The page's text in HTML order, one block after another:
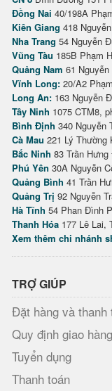
Đồng Nai 40/198A
Kiên Giang 418
Nha Trang 54 Nguyễn
Vũng Tàu 185B Phạm
Quảng Nam 61
Vĩnh Long: 20/A2
Long An: 163 Nguyễn
Tây Ninh 1075 CTM8,
Bình Định 340 Nguyễn
Cà Mau 221 Lý Thường
Bắc Ninh 83 Trần
Phú Yên 30A Nguyễn
Quảng Bình 41 Trần
Quảng Trị 92 Nguyễn
Hà Tĩnh 54 Phan Đình
Thanh Hóa 177 Lê Lai,
Xem thêm chi nhánh
TRỢ GIÚP
Đặt hàng và thanh
Quy định giao hàng
Tuyển dụng
Thanh toán